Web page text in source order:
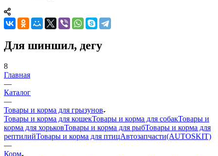
Для шиншил, дегу
8
Главная
—
Каталог
—
Товары и корма для грызунов
Товары и корма для кошекТовары и корма для собакТовары и
корма для хорьковТовары и корма для рыбТовары и корма для
рептилийТовары и корма для птицАвтозапчасти(AUTOSKIT)
—
Корм